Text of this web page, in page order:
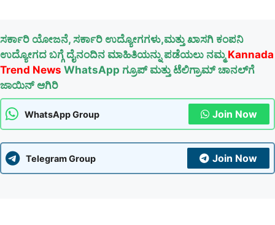
ಸರ್ಕಾರಿ ಯೋಜನೆ, ಸರ್ಕಾರಿ ಉದ್ಯೋಗಗಳು,ಮತ್ತು ಖಾಸಗಿ ಕಂಪನಿ
ಉದ್ಯೋಗದ ಬಗ್ಗೆ ದೈನಂದಿನ ಮಾಹಿತಿಯನ್ನು ಪಡೆಯಲು ನಮ್ಮKannada
Trend News WhatsApp ಗ್ರೂಪ್ ಮತ್ತು ಟೆಲಿಗ್ರಾಮ್ ಚಾನಲ್‌ಗೆ
ಜಾಯಿನ್ ಆಗಿರಿ
WhatsApp Group Join Now
Telegram Group Join Now